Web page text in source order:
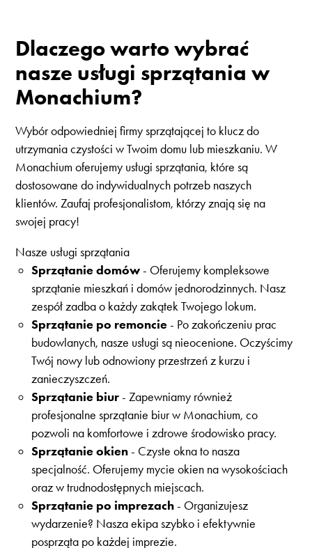
Dlaczego warto wybrać
nasze usługi sprzątania w
Monachium?
Wybór odpowiedniej firmy sprzątającej to klucz do
utrzymania czystości w Twoim domu lub mieszkaniu. W
Monachium oferujemy usługi sprzątania, które są
dostosowane do indywidualnych potrzeb naszych
klientów. Zaufaj profesjonalistom, którzy znają się na
swojej pracy!
Nasze usługi sprzątania
Sprzątanie domów- Oferujemy kompleksowe
sprzątanie mieszkań i domów jednorodzinnych. Nasz
zespół zadba o każdy zakątek Twojego lokum.
Sprzątanie po remoncie- Po zakończeniu prac
budowlanych, nasze usługi są nieocenione. Oczyścimy
Twój nowy lub odnowiony przestrzeń z kurzu i
zanieczyszczeń.
Sprzątanie biur- Zapewniamy również
profesjonalne sprzątanie biur w Monachium, co
pozwoli na komfortowe i zdrowe środowisko pracy.
Sprzątanie okien- Czyste okna to nasza
specjalność. Oferujemy mycie okien na wysokościach
oraz w trudnodostępnych miejscach.
Sprzątanie po imprezach- Organizujesz
wydarzenie? Nasza ekipa szybko i efektywnie
posprząta po każdej imprezie.